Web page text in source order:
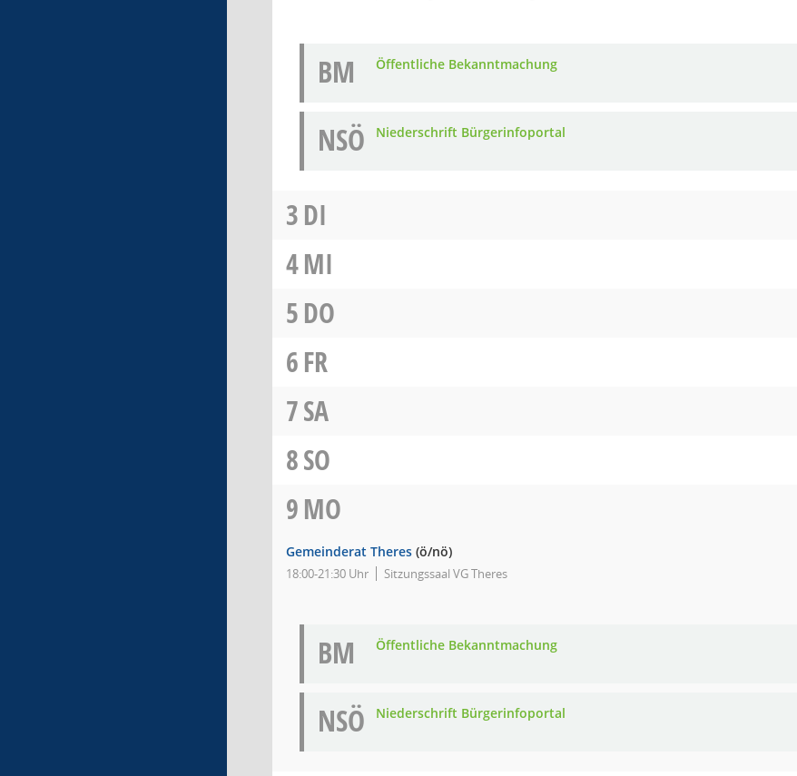
BM Öffentliche Bekanntmachung
NSÖ Niederschrift Bürgerinfoportal
3DI
4MI
5DO
6FR
7SA
8SO
9MO
Gemeinderat Theres (ö/nö)
18:00-21:30 Uhr Sitzungssaal VG Theres
BM Öffentliche Bekanntmachung
NSÖ Niederschrift Bürgerinfoportal